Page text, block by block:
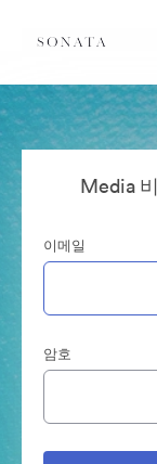
Media
이메일
암호